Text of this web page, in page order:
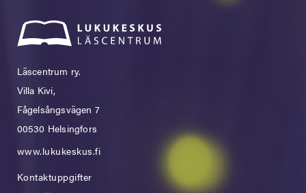
Läscentrum ry.
Villa Kivi,
Fågelsångsvägen 7
00530 Helsingfors
www.lukukeskus.fi
Kontaktuppgifter